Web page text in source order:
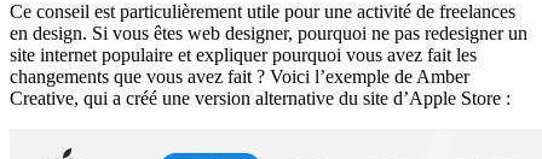
Ce conseil est particulièrement utile pour une activité de freelances
en design. Si vous êtes web designer, pourquoi ne pas redesigner un
site internet populaire et expliquer pourquoi vous avez fait les
changements que vous avez fait ? Voici l’exemple de Amber
Creative, qui a créé une version alternative du site d’Apple Store :